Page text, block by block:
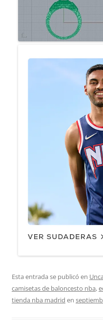
Esta entrada se publicó en
camisetas de baloncesto nba,
tienda nba madrid en